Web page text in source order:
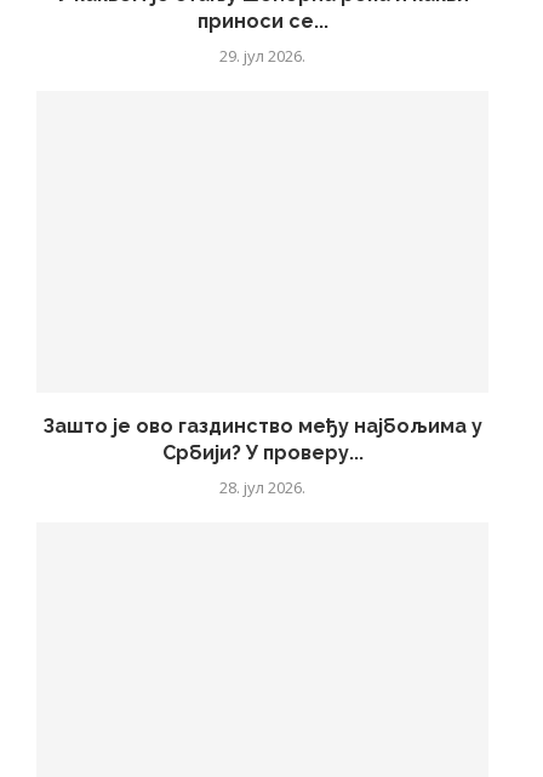
приноси се...
29. јул 2026.
Зашто је ово газдинство међу најбољима у
Србији? У проверу...
28. јул 2026.